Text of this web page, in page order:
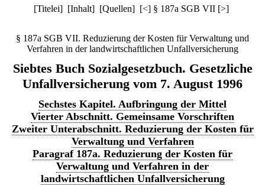
[Titelei] [Inhalt] [Quellen] [<] § 187a SGB VII [>]
§ 187a SGB VII. Reduzierung der Kosten für Verwaltung und
Verfahren in der landwirtschaftlichen Unfallversicherung
Siebtes Buch Sozialgesetzbuch. Gesetzliche
Unfallversicherung vom 7. August 1996
Sechstes Kapitel. Aufbringung der Mittel
Vierter Abschnitt. Gemeinsame Vorschriften
Zweiter Unterabschnitt. Reduzierung der Kosten für
Verwaltung und Verfahren
Paragraf 187a. Reduzierung der Kosten für
Verwaltung und Verfahren in der
landwirtschaftlichen Unfallversicherung